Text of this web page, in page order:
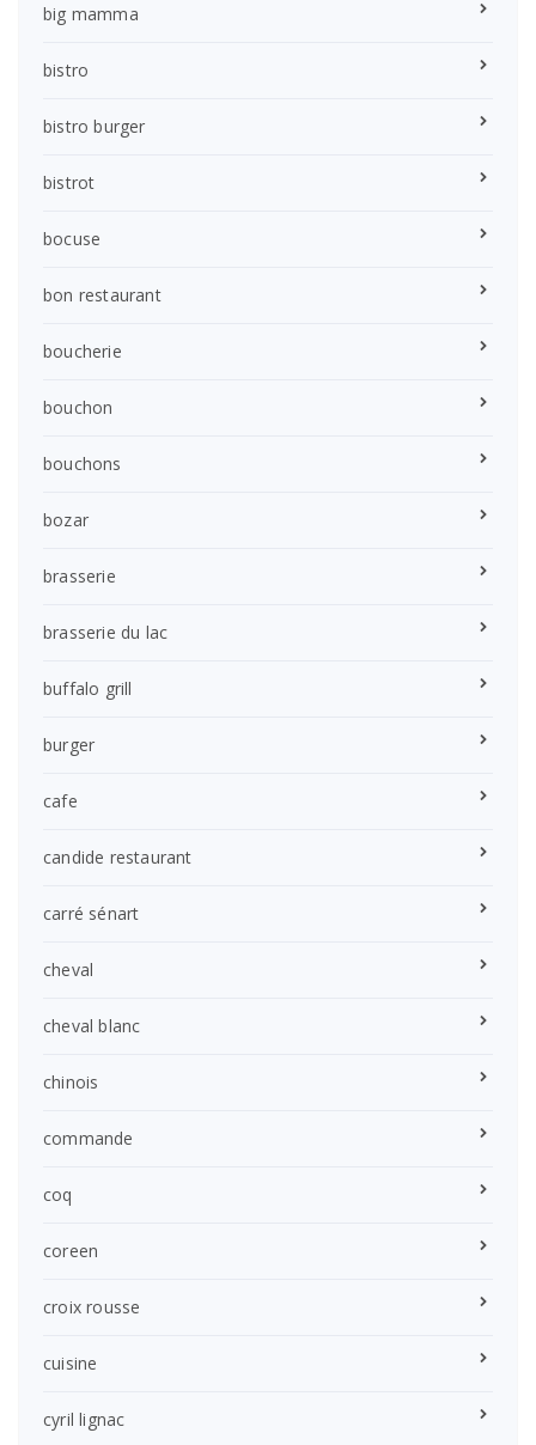
big mamma
bistro
bistro burger
bistrot
bocuse
bon restaurant
boucherie
bouchon
bouchons
bozar
brasserie
brasserie du lac
buffalo grill
burger
cafe
candide restaurant
carré sénart
cheval
cheval blanc
chinois
commande
coq
coreen
croix rousse
cuisine
cyril lignac